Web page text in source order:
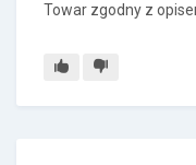
Towar zgodny z